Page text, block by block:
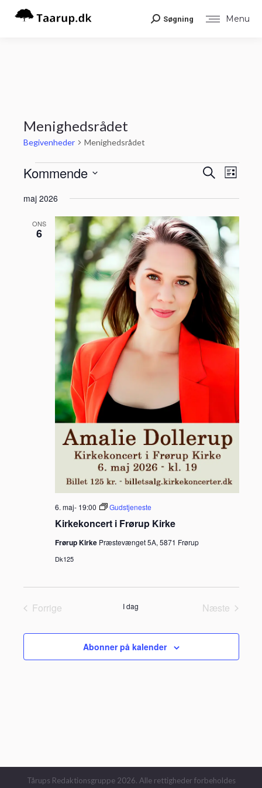
Menu
Search:
Søgning
Menighedsrådet
Begivenheder Menighedsrådet
Begivenheder
og
Søg
efter
Liste
Kommende
maj 2026
ONS
6
Kirkekoncert i Frørup Kirke
6. maj- 19:00 Gudstjeneste
Frørup Kirke Præstevænget 5A, 5871 Frørup
Dk125
Forrige
I dag
Næste
Abonner på kalender
Tårups Redaktionsgruppe 2026. Alle rettigheder forbeholdes